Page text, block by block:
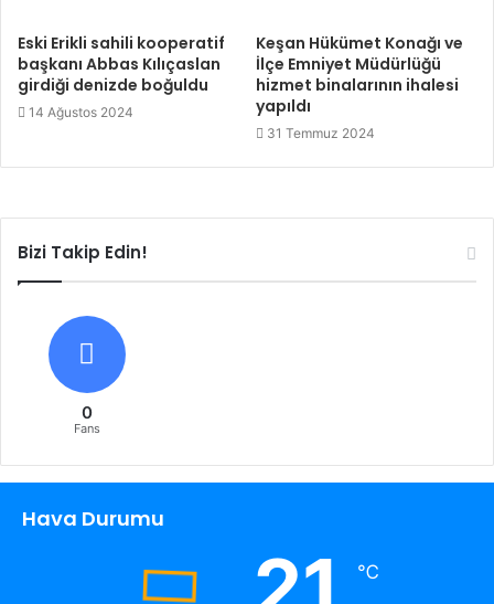
Eski Erikli sahili kooperatif
başkanı Abbas Kılıçaslan
girdiği denizde boğuldu
14 Ağustos 2024
Keşan Hükümet Konağı ve
İlçe Emniyet Müdürlüğü
hizmet binalarının ihalesi
yapıldı
31 Temmuz 2024
Bizi Takip Edin!
0
Fans
Hava Durumu
℃